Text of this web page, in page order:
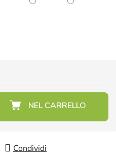
Condividi